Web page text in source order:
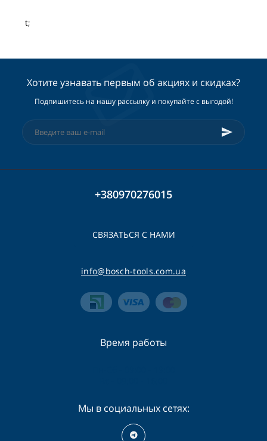
t;
Хотите узнавать первым об акциях и скидках?
Подпишитесь на нашу рассылку и покупайте с выгодой!
+380970276015
СВЯЗАТЬСЯ С НАМИ
info@bosch-tools.com.ua
Время работы
Мы в социальных сетях: